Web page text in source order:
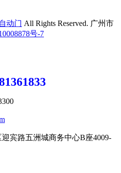
自动门 All Rights Reserved. 广州市
号-7
宾路五洲城商务中心B座4009-